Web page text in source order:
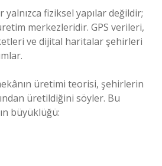
fiziksel yapılar değildir;
merkezleridir. GPS verileri,
ve dijital haritalar şehirleri
üretimi teorisi, şehirlerin
üretildiğini söyler. Bu
büyüklüğü: